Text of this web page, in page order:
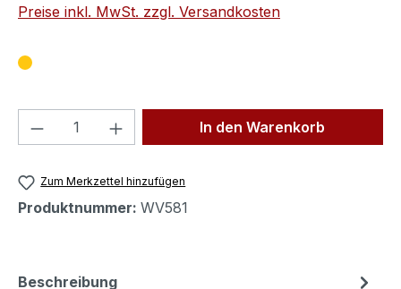
Preise inkl. MwSt. zzgl. Versandkosten
Produkt Anzahl: Gib denIn den Warenkorb
Zum Merkzettel hinzufügen
Produktnummer: WV581
Beschreibung